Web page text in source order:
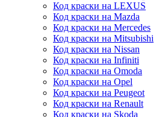
Код краски на LEXUS
Код краски на Mazda
Код краски на Mercedes
Код краски на Mitsubishi
Код краски на Nissan
Код краски на Infiniti
Код краски на Omoda
Код краски на Opel
Код краски на Peugeot
Код краски на Renault
Код краски на Skoda